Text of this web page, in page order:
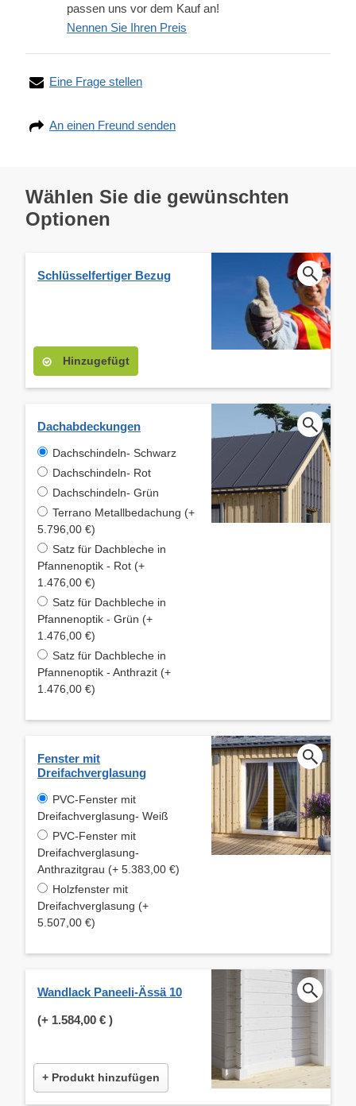
passen uns vor dem Kauf an!
Nennen Sie Ihren Preis
Eine Frage stellen
An einen Freund senden
Wählen Sie die gewünschten
Optionen
Schlüsselfertiger Bezug
Hinzugefügt
Dachabdeckungen
Dachschindeln- Schwarz
Dachschindeln- Rot
Dachschindeln- Grün
Terrano Metallbedachung (+
5.796,00 €)
Satz für Dachbleche in
Pfannenoptik - Rot (+
1.476,00 €)
Satz für Dachbleche in
Pfannenoptik - Grün (+
1.476,00 €)
Satz für Dachbleche in
Pfannenoptik - Anthrazit (+
1.476,00 €)
Fenster mit
Dreifachverglasung
PVC-Fenster mit
Dreifachverglasung- Weiß
PVC-Fenster mit
Dreifachverglasung-
Anthrazitgrau (+ 5.383,00 €)
Holzfenster mit
Dreifachverglasung (+
5.507,00 €)
Wandlack Paneeli-Ässä 10
(+ 1.584,00 € )
+ Produkt hinzufügen